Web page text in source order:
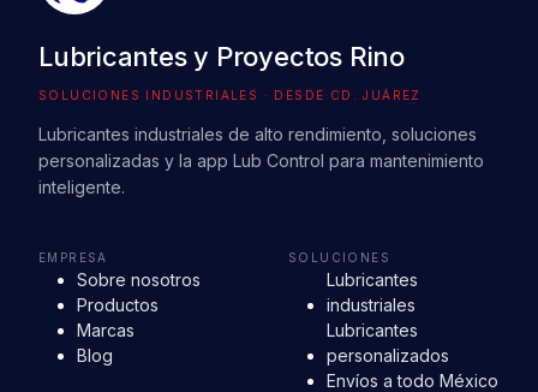
Lubricantes y Proyectos Rino
SOLUCIONES INDUSTRIALES · DESDE CD. JUÁREZ
Lubricantes industriales de alto rendimiento, soluciones
personalizadas y la app Lub Control para mantenimiento
inteligente.
EMPRESA
Sobre nosotros
Productos
Marcas
Blog
SOLUCIONES
Lubricantes
industriales
Lubricantes
personalizados
Envíos a todo México